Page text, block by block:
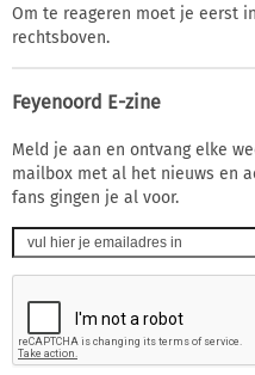
Om te reageren moet je eerst
rechtsboven.
Feyenoord E-zine
Meld je aan en ontvang elke
mailbox met al het nieuws en
fans gingen je al voor.